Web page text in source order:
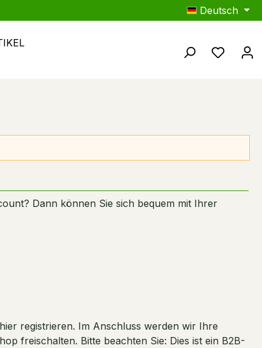
Deutsch
Du
Dann können Sie sich bequem mit Ihrer
registrieren. Im Anschluss werden wir Ihre
freischalten. Bitte beachten Sie: Dies ist ein B2B-